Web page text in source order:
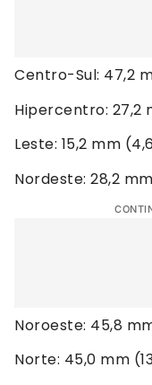
Centro-Sul: 47,2
Hipercentro: 27,2
Leste: 15,2 mm
Nordeste: 28,2
Noroeste: 45,8
Norte: 45,0 mm